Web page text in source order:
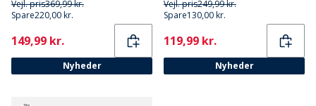
Vejl. pris369,99 kr.
Spare220,00 kr.
Current
149,99 kr.
Nyheder
Vejl. pris249,99 kr.
Spare130,00 kr.
Current
119,99 kr.
Nyheder